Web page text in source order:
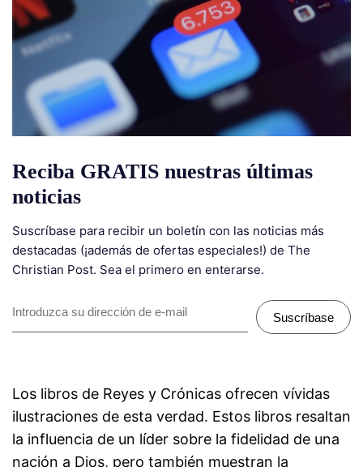
Reciba GRATIS nuestras últimas
noticias
Suscríbase para recibir un boletín con las noticias más
destacadas (¡además de ofertas especiales!) de The
Christian Post. Sea el primero en enterarse.
Suscríbase
Los libros de Reyes y Crónicas ofrecen vívidas
ilustraciones de esta verdad. Estos libros resaltan
la influencia de un líder sobre la fidelidad de una
nación a Dios, pero también muestran la